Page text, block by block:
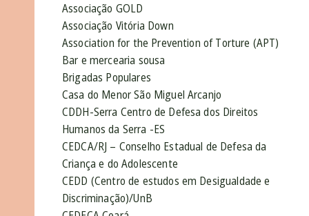
Associação GOLD
Associação Vitória Down
Association for the Prevention of Torture (APT)
Bar e mercearia sousa
Brigadas Populares
Casa do Menor São Miguel Arcanjo
CDDH-Serra Centro de Defesa dos Direitos
Humanos da Serra -ES
CEDCA/RJ – Conselho Estadual de Defesa da
Criança e do Adolescente
CEDD (Centro de estudos em Desigualdade e
Discriminação)/UnB